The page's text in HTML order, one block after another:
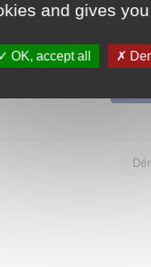
and gives
OK, accept all
Mot de passe oublié ?